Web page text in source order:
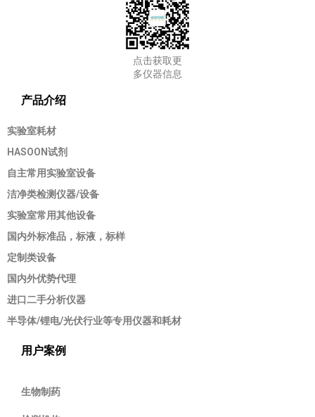
点击获取更
多仪器信息
产品介绍
实验室耗材
HASOON试剂
自主常用实验室设备
洁净类检测仪器/设备
实验室常用其他设备
国内外标准品，标液，标样
定制类设备
国内外优势代理
进口二手分析仪器
半导体/锂电/光伏行业等专用仪器和耗材
用户案例
生物制药